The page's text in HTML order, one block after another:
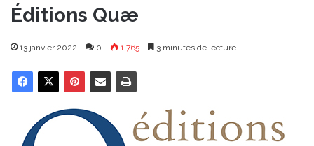
Éditions Quæ
13 janvier 2022 0 1 765 3 minutes de lecture